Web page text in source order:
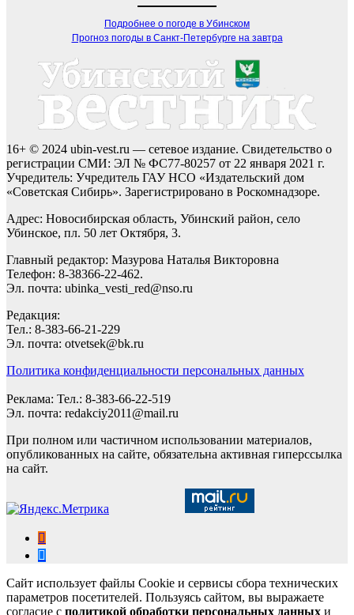
Подробнее о погоде в Убинском
Прогноз погоды в Санкт-Петербурге на завтра
16+ © 2024 ubin-vest.ru — сетевое издание. Свидетельство о
регистрации СМИ: ЭЛ № ФС77-80257 от 22 января 2021 г.
Учредитель: Учредитель ГАУ НСО «Издательский дом
«Советская Сибирь». Зарегистрировано в Роскомнадзоре.
Адрес: Новосибирская область, Убинский район, село
Убинское, пл. 50 лет Октября, 3.
Главный редактор: Мазурова Наталья Викторовна
Телефон: 8-38366-22-462.
Эл. почта: ubinka_vesti_red@nso.ru
Редакция:
Тел.: 8-383-66-21-229
Эл. почта: otvetsek@bk.ru
Политика конфиденциальности персональных данных
Реклама: Тел.: 8-383-66-22-519
Эл. почта: redakciy2011@mail.ru
При полном или частичном использовании материалов,
опубликованных на сайте, обязательна активная гиперссылка
на сайт.
Сайт использует файлы Cookie и сервисы сбора технических
параметров посетителей. Пользуясь сайтом, вы выражаете
согласие с политикой обработки персональных данных и